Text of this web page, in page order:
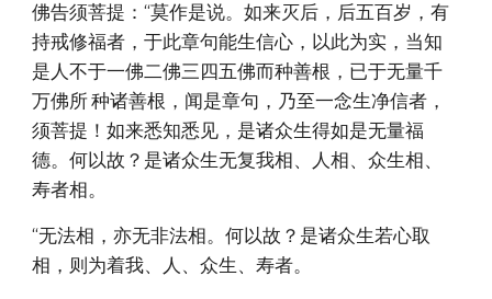
佛告须菩提：“莫作是说。如来灭后，后五百岁，有
持戒修福者，于此章句能生信心，以此为实，当知
是人不于一佛二佛三四五佛而种善根，已于无量千
万佛所 种诸善根，闻是章句，乃至一念生净信者，
须菩提！如来悉知悉见，是诸众生得如是无量福
德。何以故？是诸众生无复我相、人相、众生相、
寿者相。
“无法相，亦无非法相。何以故？是诸众生若心取
相，则为着我、人、众生、寿者。